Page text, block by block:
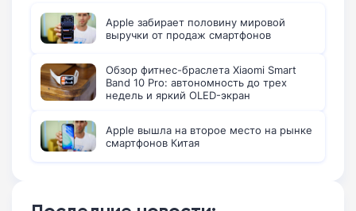
Apple забирает половину мировой
выручки от продаж смартфонов
Обзор фитнес-браслета Xiaomi Smart
Band 10 Pro: автономность до трех
недель и яркий OLED-экран
Apple вышла на второе место на рынке
смартфонов Китая